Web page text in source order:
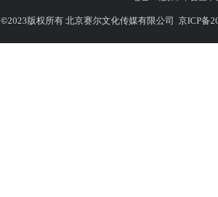
©2023版权所有 北京赛尔文化传媒有限公司 京ICP备